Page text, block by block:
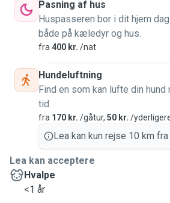
Pasning af hus
Huspasseren bor i dit hjem
både på kæledyr og hus.
fra 400 kr. /nat
Hundeluftning
Find en som kan lufte din hund
tid
fra 170 kr. /gåtur, 50 kr. /
Lea kan kun rejse 10 km
Lea kan acceptere
Hvalpe
<1 år